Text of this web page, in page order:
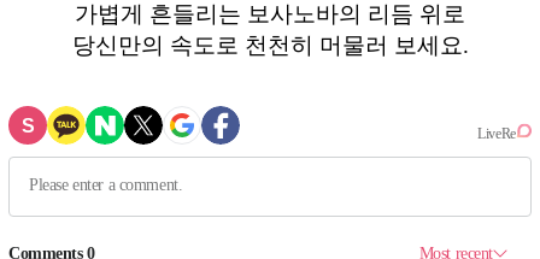
가볍게 흔들리는 보사노바의 리듬 위로
당신만의 속도로 천천히 머물러 보세요.